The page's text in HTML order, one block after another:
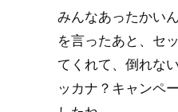
みんなあったかい
を言ったあと、セ
てくれて、倒れな
ッカナ？キャンペ